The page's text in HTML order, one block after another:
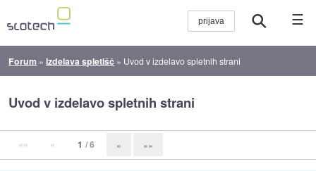
☰
Forum »Izdelava spletišč » Uvod v izdelavo spletnih strani
Uvod v izdelavo spletnih strani
«« « 1 / 6 » »»